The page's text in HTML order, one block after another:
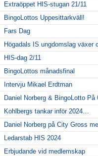
Extraöppet HIS-stugan 21/11
BingoLottos Uppesittarkväll!
Fars Dag
Högadals IS ungdomslag växer
HIS-dag 2/11
BingoLottos månadsfinal
Intervju Mikael Erdtman
Daniel Norberg & BingoLotto På
Kohlbergs tankar inför 2024…
Daniel Norberg på City Gross
Ledarstab HIS 2024
Erbjudande vid medlemskap